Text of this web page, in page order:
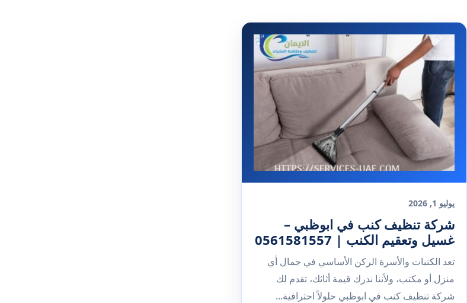
يوليو 1, 2026
شركة تنظيف كنب في ابوظبي –
غسيل وتعقيم الكنب | 0561581557
تعد الكنبات والأسرة الركن الأساسي في جمال أي
منزل أو مكتب، ولأننا ندرك قيمة أثاثك، تقدم لك
شركة تنظيف كنب في ابوظبي حلولاً احترافية...